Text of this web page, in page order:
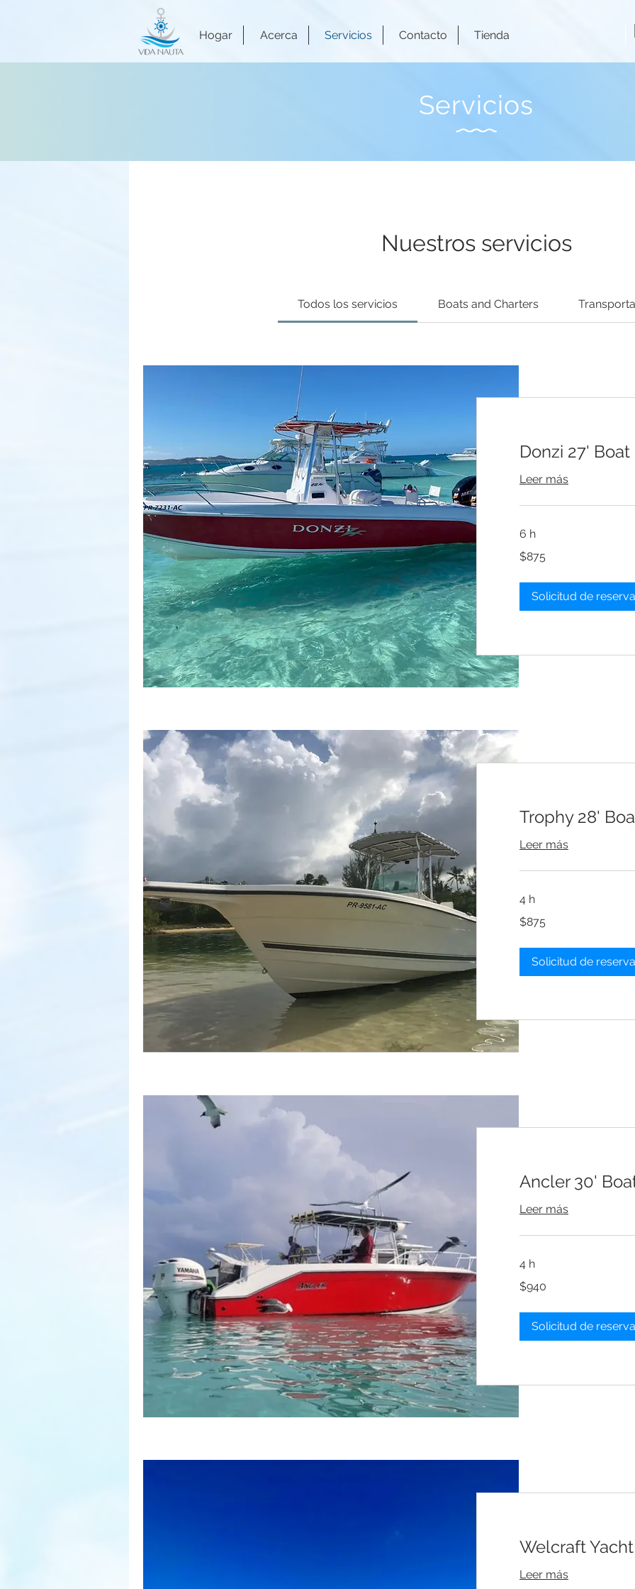
Hogar Acerca Servicios Contacto Tienda
Servicios
Nuestros servicios
Todos los servicios Boats and Charters
Donzi 27' Boat
Leer más
6 h
dólares
estadounidenses
$875
Solicitud de reserva
Trophy 28'
Leer más
4 h
dólares
estadounidenses
$875
Solicitud de reserva
Ancler 30'
Leer más
4 h
dólares
estadounidenses
$940
Solicitud de reserva
Welcraft Yacht
Leer más